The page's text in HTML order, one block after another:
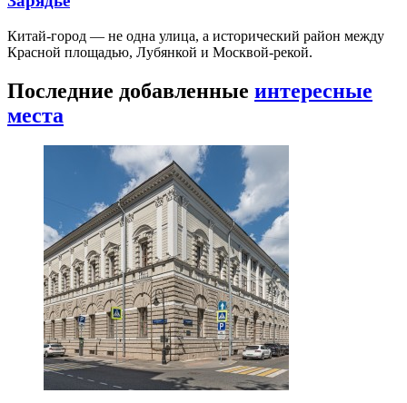
Китай-город — не одна улица, а исторический район между
Красной площадью, Лубянкой и Москвой-рекой.
Последние добавленные интересные
места